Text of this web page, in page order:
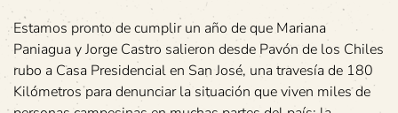
Estamos pronto de cumplir un año de que Mariana
Paniagua y Jorge Castro salieron desde Pavón de los Chiles
rubo a Casa Presidencial en San José, una travesía de 180
Kilómetros para denunciar la situación que viven miles de